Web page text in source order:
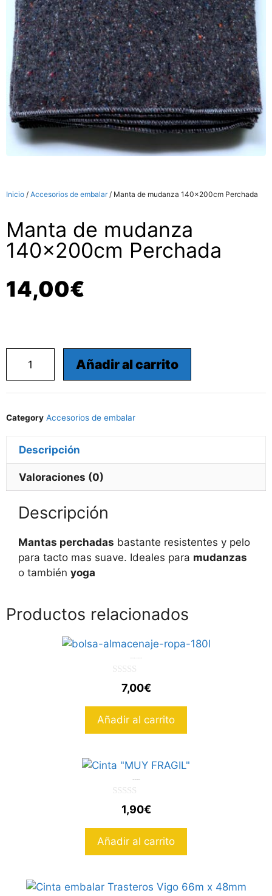
Inicio / Accesorios de embalar/ Manta de mudanza 140x200cm Perchada
Manta de mudanza
140x200cm Perchada
14,00€
Añadir al carrito
Category Accesorios de embalar
Descripción
Valoraciones (0)
Descripción
Mantas perchadas bastante resistentes y pelo
para tacto mas suave. Ideales para mudanzas
o también yoga
Productos relacionados
5
7,00€
Añadir al carrito
5
1,90€
Añadir al carrito